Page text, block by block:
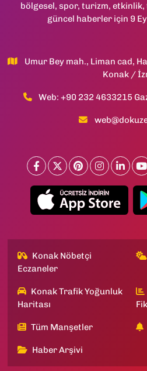
bölgesel, spor, turizm,
güncel haberler için 9
Umur Bey mah., Liman cad,
Konak /
Web: +90 232 4633215
Konak Nöbetçi
Eczaneler
Konak Trafik Yoğunluk
Haritası
Tüm Manşetler
Haber Arşivi